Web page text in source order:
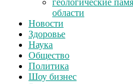
геологические
области
Новости
Здоровье
Наука
Общество
Политика
Шоу бизнес